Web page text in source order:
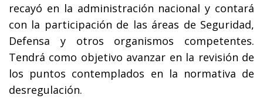
recayó en la administración nacional y contará
con la participación de las áreas de Seguridad,
Defensa y otros organismos competentes.
Tendrá como objetivo avanzar en la revisión de
los puntos contemplados en la normativa de
desregulación.